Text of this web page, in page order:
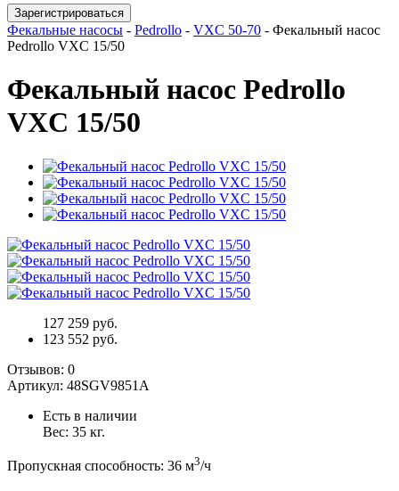
Зарегистрироваться
Фекальные насосы - Pedrollo - VXC 50-70 - Фекальный насос
Pedrollo VXC 15/50
Фекальный насос Pedrollo
VXC 15/50
127 259 руб.
123 552 руб.
Отзывов: 0
Артикул: 48SGV9851A
Есть в наличии
Вес: 35 кг.
Пропускная способность: 36 м3/ч